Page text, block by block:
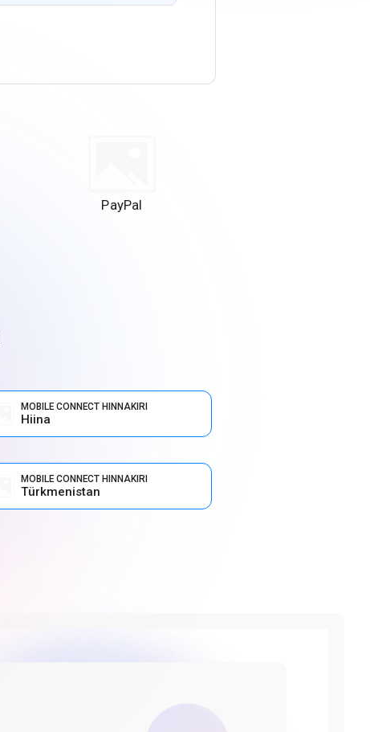
PayPal
MOBILE CONNECT HINNAKIRI
Hiina
MOBILE CONNECT HINNAKIRI
Türkmenistan